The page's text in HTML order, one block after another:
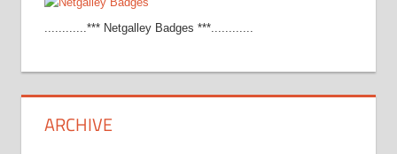
............*** Netgalley Badges ***............
ARCHIVE